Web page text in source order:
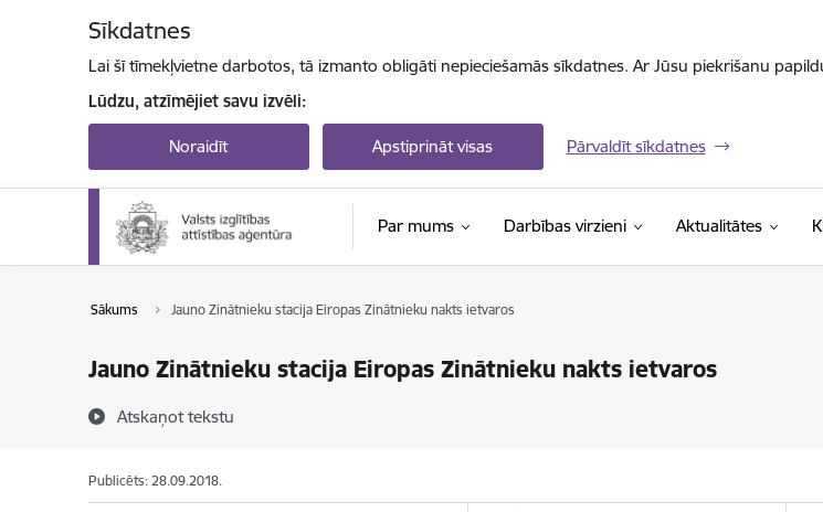
Sīkdatnes
Lai šī tīmekļvietne darbotos, tā izmanto obligāti nepieciešamās sīkdatnes. Ar Jūsu piekrišanu
Lūdzu, atzīmējiet savu izvēli:
Noraidīt Apstiprināt visas Pārvaldīt sīkdatnes
Par mums Darbības virzieni Aktualitātes
Sākums Jauno Zinātnieku stacija Eiropas Zinātnieku nakts ietvaros
Jauno Zinātnieku stacija Eiropas Zinātnieku nakts ietvaros
Atskaņot tekstu
Publicēts: 28.09.2018.